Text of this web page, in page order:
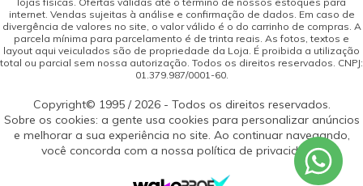
internet. Vendas sujeitas à análise e confirmação de dados. Em caso de
divergência de valores no site, o valor válido é o do carrinho de compras. A
parcela mínima para parcelamento é de trinta reais. As fotos, textos e
layout aqui veiculados são de propriedade da Loja. É proibida a utilização
total ou parcial sem nossa autorização. Todos os direitos reservados. CNPJ:
01.379.987/0001-60.
Copyright© 1995 / 2026 - Todos os direitos reservados.
Sobre os cookies: a gente usa cookies para personalizar anúncios
e melhorar a sua experiência no site. Ao continuar navegando,
você concorda com a nossa política de privacidade.